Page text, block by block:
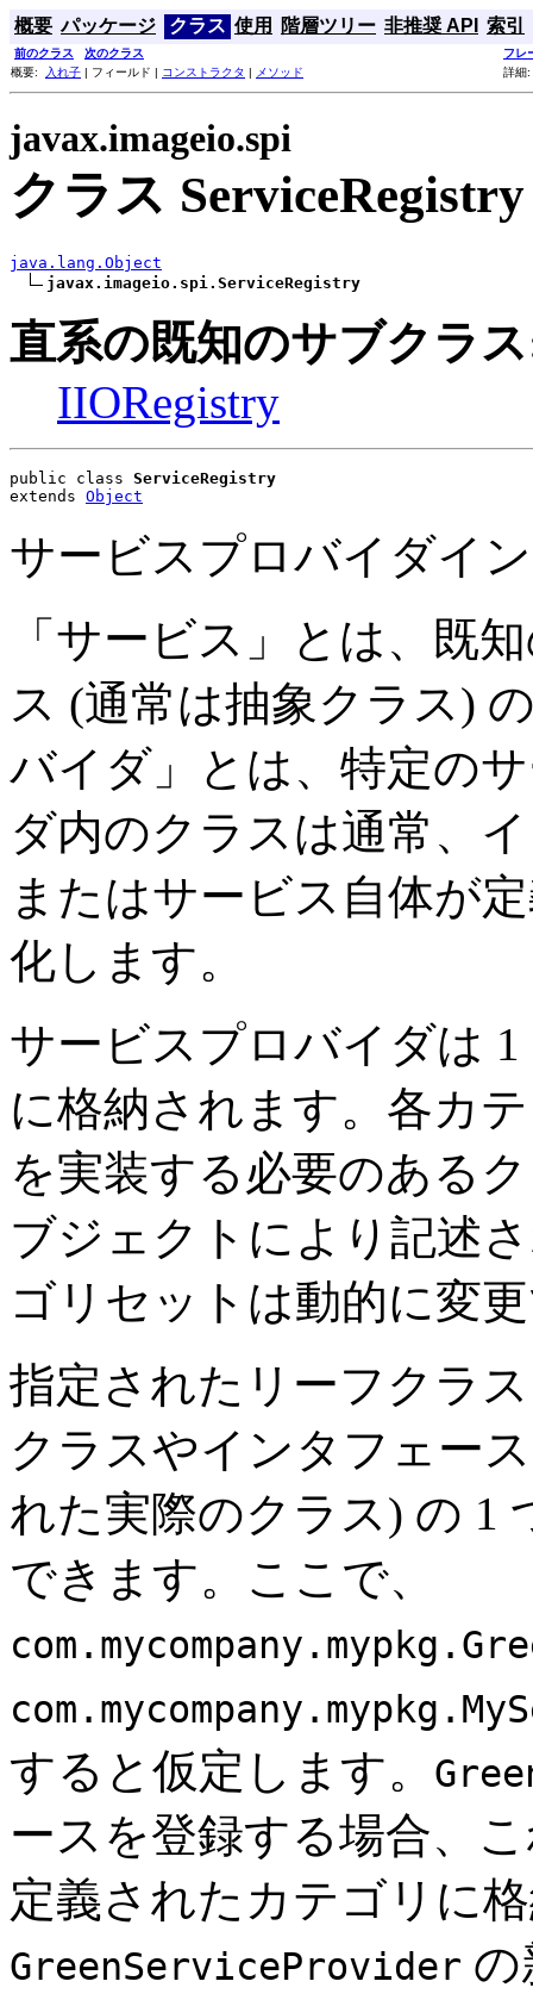
概要 パッケージ クラス 使用 階層ツリー 非推奨 API 索引
前のクラス 次のクラス
フレ
概要:
入れ子 | フィールド | コンストラクタ | メソッド 詳細
javax.imageio.spi
クラス ServiceRegistry
java.lang.Object
javax.imageio.spi.ServiceRegistry
直系の既知のサブクラ
IIORegistry
public class ServiceRegistry
extends Object
サービスプロバイダイ
「サービス」とは、既
ス (通常は抽象クラス)
バイダ」とは、特定の
ダ内のクラスは通常、
またはサービス自体が
化します。
サービスプロバイダは
に格納されます。各カ
を実装する必要のある
ブジェクトにより記述
ゴリセットは動的に変
指定されたリーフクラ
クラスやインタフェー
れた実際のクラス) の 1
できます。ここで、
すると仮定します。
ースを登録する場合、
定義されたカテゴリに
GreenServiceProvider の